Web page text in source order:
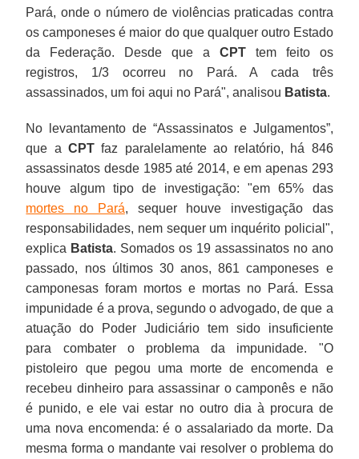
Pará, onde o número de violências praticadas contra
os camponeses é maior do que qualquer outro Estado
da Federação. Desde que a CPTtem feito os
registros, 1/3 ocorreu no Pará. A cada três
assassinados, um foi aqui no Pará", analisou Batista.
No levantamento de “Assassinatos e Julgamentos”,
que a CPTfaz paralelamente ao relatório, há 846
assassinatos desde 1985 até 2014, e em apenas 293
houve algum tipo de investigação: "em 65% das
mortes no Pará, sequer houve investigação das
responsabilidades, nem sequer um inquérito policial",
explica Batista. Somados os 19 assassinatos no ano
passado, nos últimos 30 anos, 861 camponeses e
camponesas foram mortos e mortas no Pará. Essa
impunidade é a prova, segundo o advogado, de que a
atuação do Poder Judiciário tem sido insuficiente
para combater o problema da impunidade. "O
pistoleiro que pegou uma morte de encomenda e
recebeu dinheiro para assassinar o camponês e não
é punido, e ele vai estar no outro dia à procura de
uma nova encomenda: é o assalariado da morte. Da
mesma forma o mandante vai resolver o problema do